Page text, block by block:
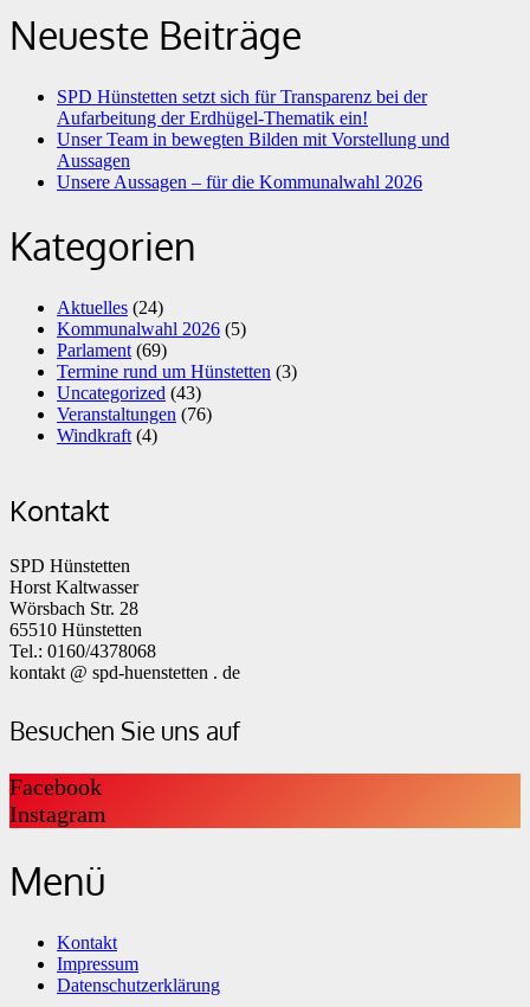
Neueste Beiträge
SPD Hünstetten setzt sich für Transparenz bei der
Aufarbeitung der Erdhügel-Thematik ein!
Unser Team in bewegten Bilden mit Vorstellung und
Aussagen
Unsere Aussagen – für die Kommunalwahl 2026
Kategorien
Aktuelles (24)
Kommunalwahl 2026 (5)
Parlament (69)
Termine rund um Hünstetten (3)
Uncategorized (43)
Veranstaltungen (76)
Windkraft (4)
Kontakt
SPD Hünstetten
Horst Kaltwasser
Wörsbach Str. 28
65510 Hünstetten
Tel.: 0160/4378068
kontakt @ spd-huenstetten . de
Besuchen Sie uns auf
Facebook
Instagram
Menü
Kontakt
Impressum
Datenschutzerklärung